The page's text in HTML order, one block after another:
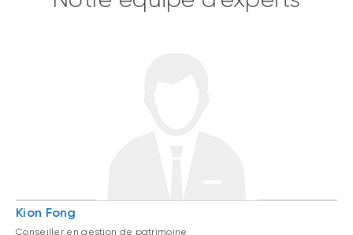
Kion Fong
Conseiller en gestion de patrimoine